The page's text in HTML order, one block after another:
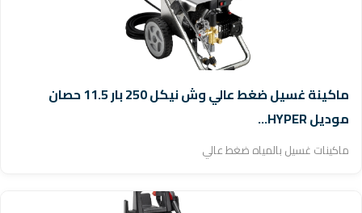
ماكينة غسيل ضغط عالي وش نيكل 250 بار 11.5 حصان
موديل HYPER...
ماكينات غسيل بالمياه ضغط عالي